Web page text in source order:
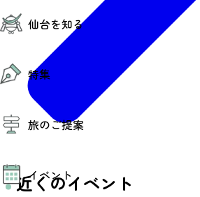
モデルコース
エリアガイド
お知らせ
お得なチケット
仙台を知る
仙台の魅力
エリアガイド
仙台観光PR動画ライブラリー
仙台から行く東北周遊旅
伝統的工芸品
特集
特集
夜時間トピックス
旅のご提案
AIおまかせコース
オリジナルプラン
イベント
近くのイベント